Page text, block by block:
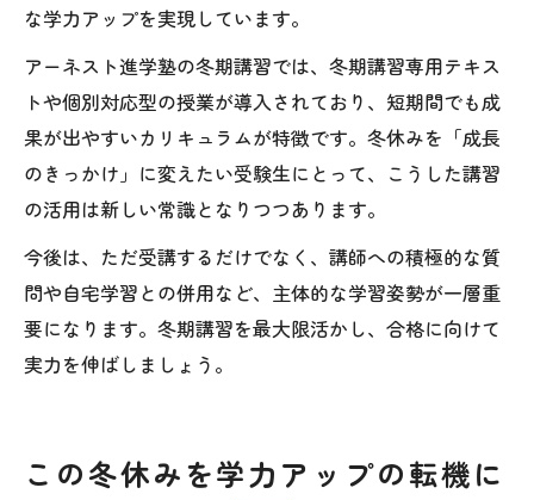
な学力アップを実現しています。
アーネスト進学塾の冬期講習では、冬期講習専用テキス
トや個別対応型の授業が導入されており、短期間でも成
果が出やすいカリキュラムが特徴です。冬休みを「成長
のきっかけ」に変えたい受験生にとって、こうした講習
の活用は新しい常識となりつつあります。
今後は、ただ受講するだけでなく、講師への積極的な質
問や自宅学習との併用など、主体的な学習姿勢が一層重
要になります。冬期講習を最大限活かし、合格に向けて
実力を伸ばしましょう。
この冬休みを学力アップの転機に